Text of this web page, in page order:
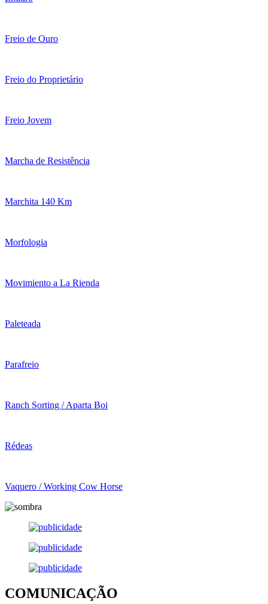
Freio de Ouro
Freio do Proprietário
Freio Jovem
Marcha de Resistência
Marchita 140 Km
Morfologia
Movimiento a La Rienda
Paleteada
Parafreio
Ranch Sorting / Aparta Boi
Rédeas
Vaquero / Working Cow Horse
COMUNICAÇÃO